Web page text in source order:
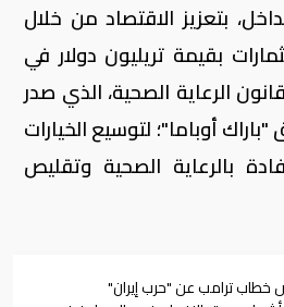
بتعزيز الاقتصاد من خلال
بقيمة تريليون دولار في
قانون الرعاية الصحية، الذي صدر
أوباما"؛ لتوسيع الخيارات
بالرعاية الصحية وتقليص
ترامب عن "حرب إيران"